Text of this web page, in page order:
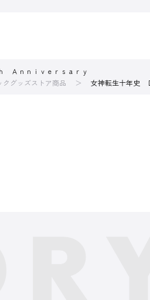
Ａｎｎｉｖｅｒｓａｒｙ
クグッズストア商品 女神転生十年史